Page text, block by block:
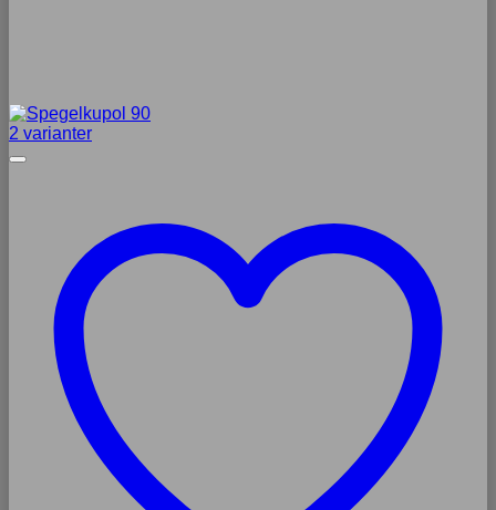
2 varianter